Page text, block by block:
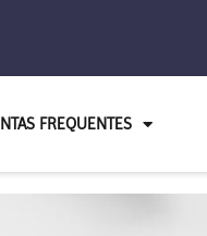
FREQUENTES